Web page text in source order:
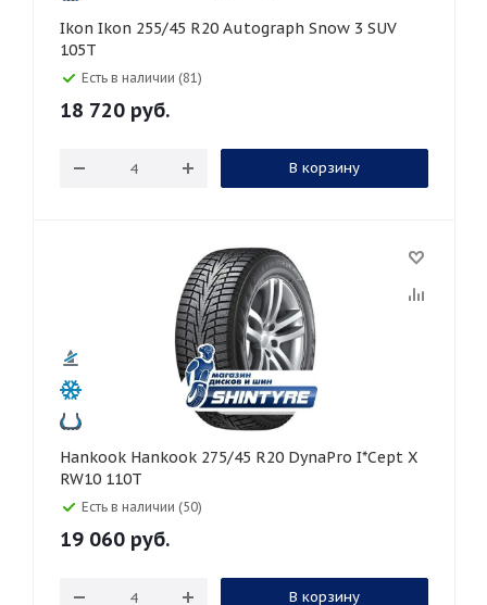
Ikon Ikon 255/45 R20 Autograph Snow 3 SUV
105T
Есть в наличии (81)
18 720 руб.
В корзину
Hankook Hankook 275/45 R20 DynaPro I*Cept X
RW10 110T
Есть в наличии (50)
19 060 руб.
В корзину